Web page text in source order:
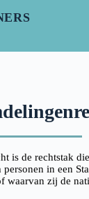
is de rechtstak
personen in een
waarvan zij de